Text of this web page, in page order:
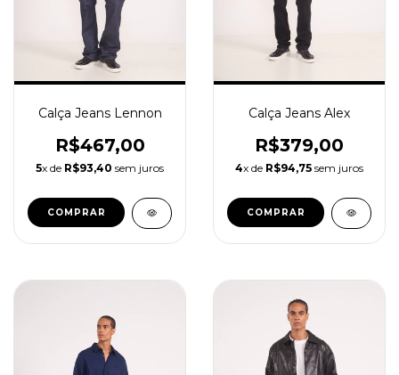
Calça Jeans Lennon
R$467,00
5x de R$93,40 sem juros
COMPRAR
Calça Jeans Alex
R$379,00
4x de R$94,75 sem juros
COMPRAR